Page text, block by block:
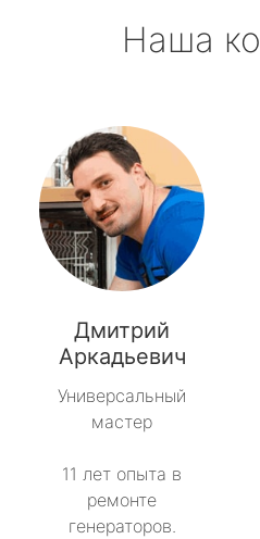
Наша
Дмитрий
Аркадьевич
Универсальный
мастер
11 лет опыта в
ремонте
генераторов.